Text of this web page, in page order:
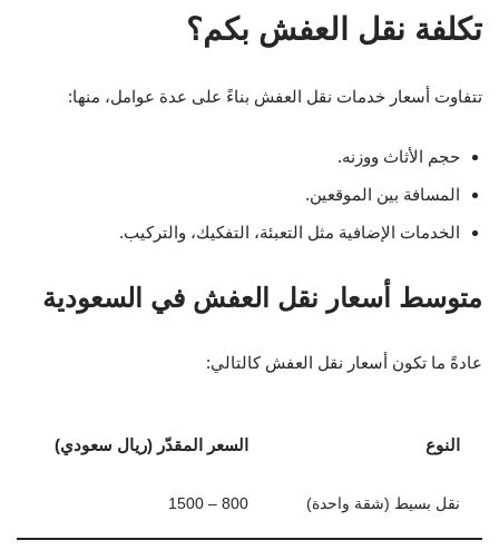
تكلفة نقل العفش بكم؟
تتفاوت أسعار خدمات نقل العفش بناءً على عدة عوامل، منها:
حجم الأثاث ووزنه.
المسافة بين الموقعين.
الخدمات الإضافية مثل التعبئة، التفكيك، والتركيب.
متوسط أسعار نقل العفش في السعودية
عادةً ما تكون أسعار نقل العفش كالتالي:
النوع السعر المقدّر (ريال سعودي)
نقل بسيط (شقة واحدة) 800 – 1500